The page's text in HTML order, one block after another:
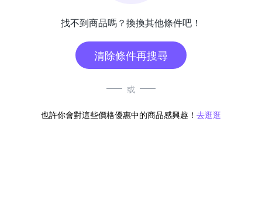
找不到商品嗎？換換其他條件吧！
清除條件再搜尋
或
也許你會對這些價格優惠中的商品感興趣！ 去逛逛